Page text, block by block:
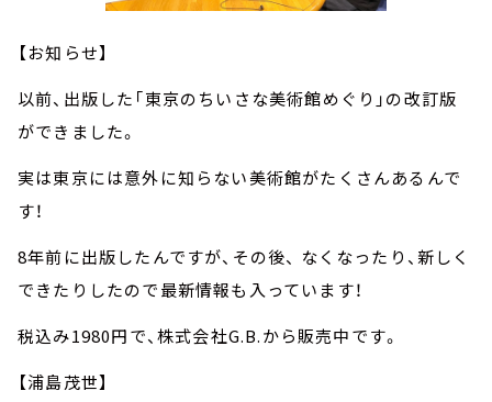
【お知らせ】
以前、出版した「東京のちいさな美術館めぐり」の改訂版
ができました。
実は東京には意外に知らない美術館がたくさんあるんで
す！
8年前に出版したんですが、その後、 なくなったり、新しく
できたりしたので最新情報も入っています！
税込み1980円で、株式会社G.B.から販売中です。
【浦島茂世】